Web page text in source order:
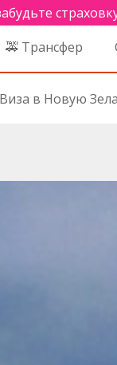
🚕 Трансфер
в Новую